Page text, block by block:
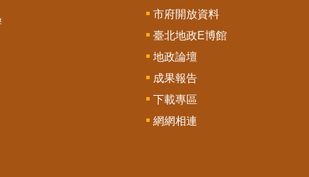
市府開放資料
臺北地政E博館
地政論壇
成果報告
下載專區
網網相連